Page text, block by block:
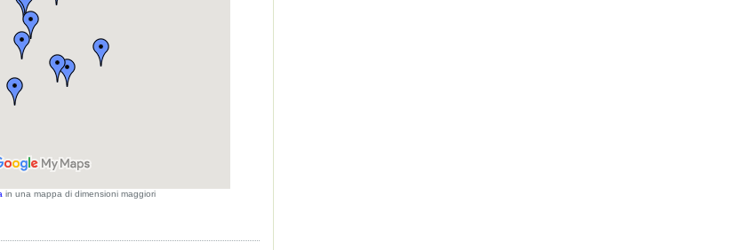
in una mappa di dimensioni maggiori